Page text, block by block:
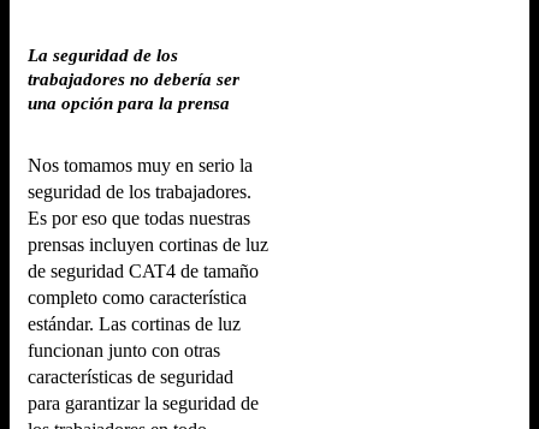
La seguridad de los
trabajadores no debería ser
una opción para la prensa
Nos tomamos muy en serio la
seguridad de los trabajadores.
Es por eso que todas nuestras
prensas incluyen cortinas de luz
de seguridad CAT4 de tamaño
completo como característica
estándar. Las cortinas de luz
funcionan junto con otras
características de seguridad
para garantizar la seguridad de